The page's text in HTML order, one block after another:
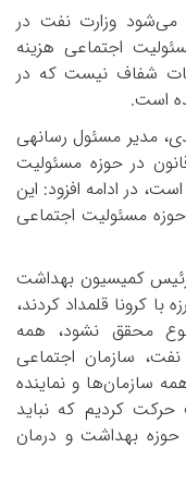
می‌شود وزارت نفت در
مسئولیت اجتماعی هزینه
شفاف نیست که در
است.
مدیر مسئول رسانه­ی
در حوزه مسئولیت
در ادامه افزود: این
مسئولیت اجتماعی
رئیس کمیسیون بهداشت
کرونا قلمداد کردند،
محقق نشود، همه
سازمان اجتماعی
سازمان‌ها و نماینده
کردیم که نباید
حوزه بهداشت و درمان